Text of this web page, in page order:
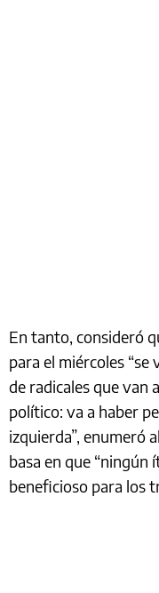
En tanto, consideró
para el miércoles
de radicales que van
político: va a haber
izquierda”, enumeró
basa en que “ningún
beneficioso para los